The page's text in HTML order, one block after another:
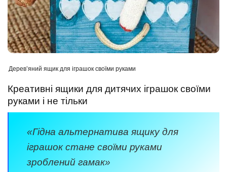
Дерев’яний ящик для іграшок своїми руками
Креативні ящики для дитячих іграшок своїми
руками і не тільки
«Гідна альтернатива ящику для
іграшок стане своїми руками
зроблений гамак»